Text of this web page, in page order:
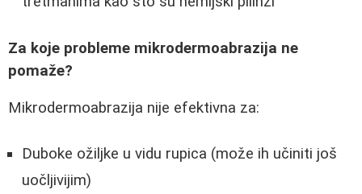
Za koje probleme mikrodermoabrazija ne
pomaže?
Mikrodermoabrazija nije efektivna za:
Duboke ožiljke u vidu rupica (može ih učiniti još
uočljivijim)